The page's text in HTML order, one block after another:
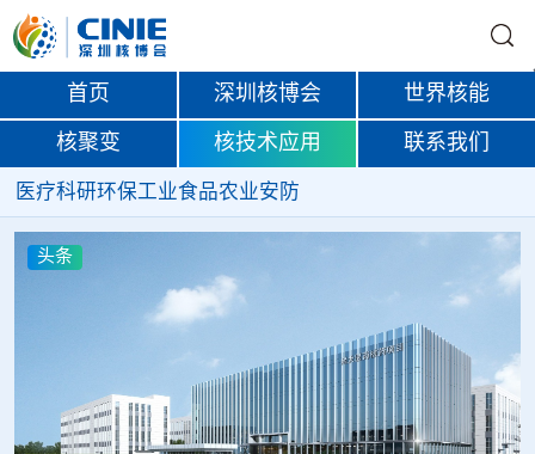
首页 深圳核博会 世界核能
核聚变 核技术应用 联系我们
医疗科研环保工业食品农业安防